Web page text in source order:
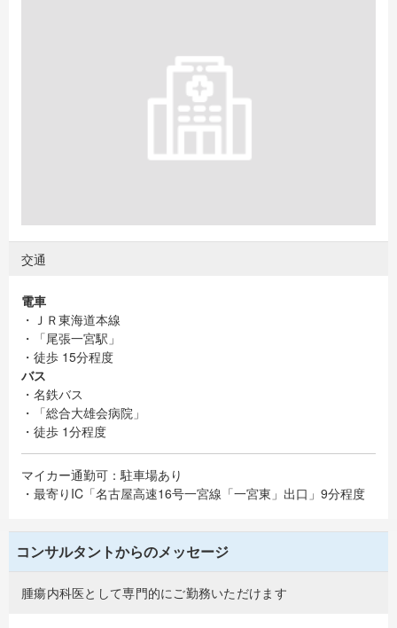
交通
電車
・ＪＲ東海道本線
・「尾張一宮駅」
・徒歩 15分程度
バス
・名鉄バス
・「総合大雄会病院」
・徒歩 1分程度
マイカー通勤可：駐車場あり
・最寄りIC「名古屋高速16号一宮線「一宮東」出口」9分程度
コンサルタントからのメッセージ
腫瘍内科医として専門的にご勤務いただけます